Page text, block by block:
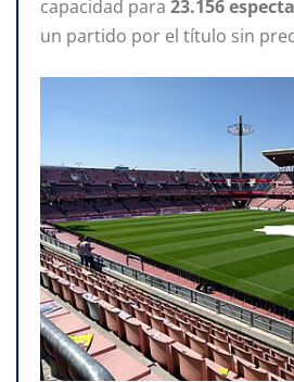
capacidad para 23.156
un partido por el título sin